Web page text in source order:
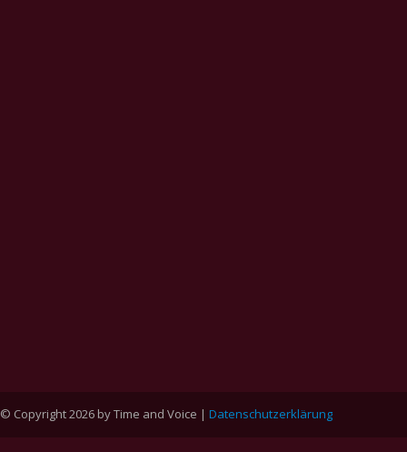
© Copyright 2026 by Time and Voice | Datenschutzerklärung